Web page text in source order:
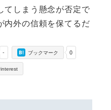
てしまう懸念が否定で
内外の信頼を保てるだ
- 0
ブックマーク